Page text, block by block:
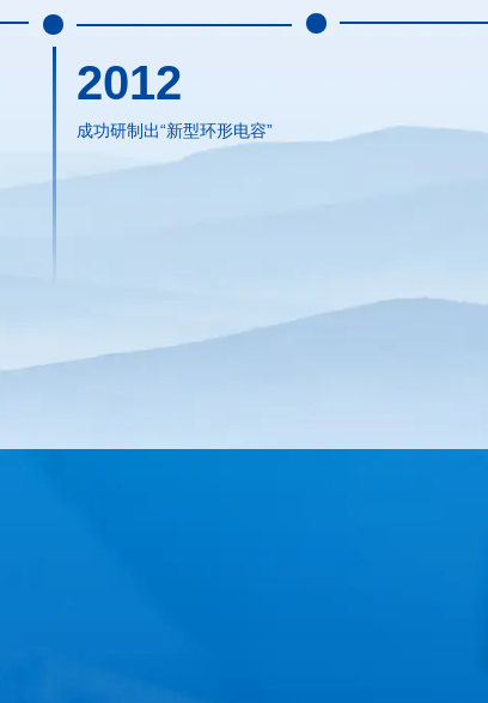
2012
成功研制出“新型环形电容”